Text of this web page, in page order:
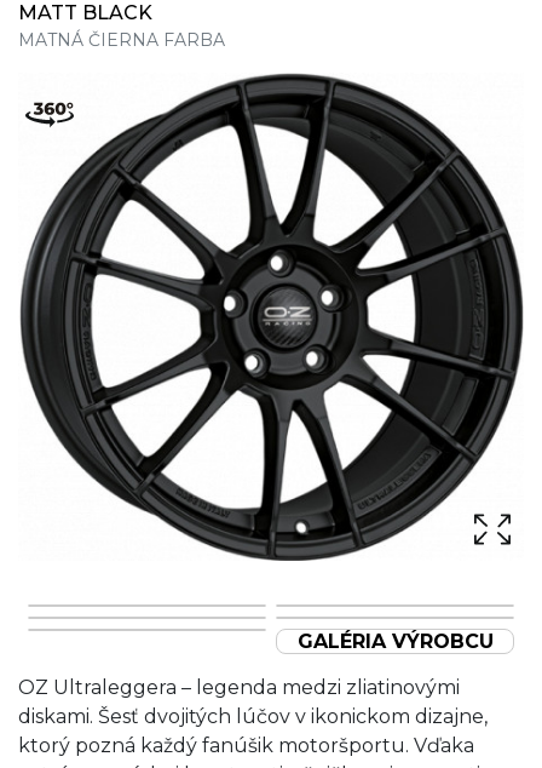
MATT BLACK
MATNÁ ČIERNA FARBA
GALÉRIA VÝROBCU
OZ Ultraleggera – legenda medzi zliatinovými
diskami. Šesť dvojitých lúčov v ikonickom dizajne,
ktorý pozná každý fanúšik motoršportu. Vďaka